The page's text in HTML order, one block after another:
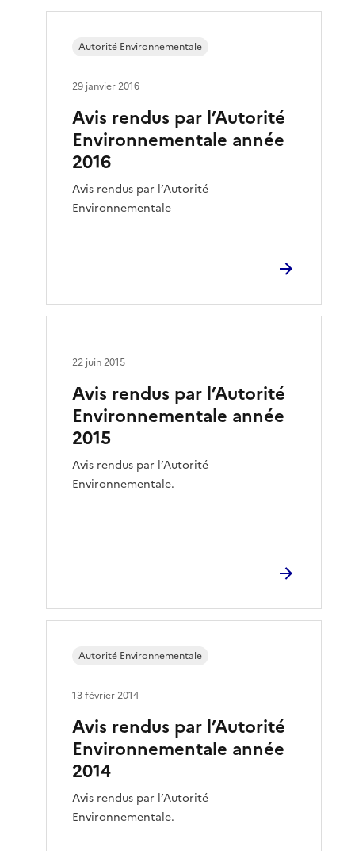
Avis rendus par l’Autorité
Environnementale année
2016
Avis rendus par l’Autorité
Environnementale
Autorité Environnementale
29 janvier 2016
Avis rendus par l’Autorité
Environnementale année
2015
Avis rendus par l’Autorité
Environnementale.
22 juin 2015
Avis rendus par l’Autorité
Environnementale année
2014
Avis rendus par l’Autorité
Environnementale.
Autorité Environnementale
13 février 2014